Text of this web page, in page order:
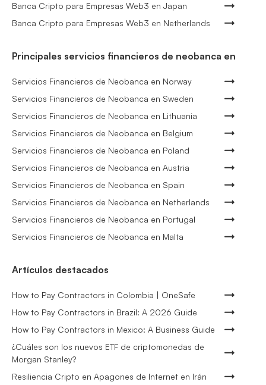
Banca Cripto para Empresas Web3 en Japan
Banca Cripto para Empresas Web3 en Netherlands
Principales servicios financieros de neobanca en
Servicios Financieros de Neobanca en Norway
Servicios Financieros de Neobanca en Sweden
Servicios Financieros de Neobanca en Lithuania
Servicios Financieros de Neobanca en Belgium
Servicios Financieros de Neobanca en Poland
Servicios Financieros de Neobanca en Austria
Servicios Financieros de Neobanca en Spain
Servicios Financieros de Neobanca en Netherlands
Servicios Financieros de Neobanca en Portugal
Servicios Financieros de Neobanca en Malta
Artículos destacados
How to Pay Contractors in Colombia | OneSafe
How to Pay Contractors in Brazil: A 2026 Guide
How to Pay Contractors in Mexico: A Business Guide
¿Cuáles son los nuevos ETF de criptomonedas de
Morgan Stanley?
Resiliencia Cripto en Apagones de Internet en Irán